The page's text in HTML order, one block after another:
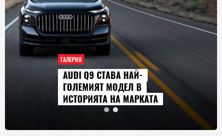
ГАЛЕРИЯ
AUDI Q9 СТАВА НАЙ-
ГОЛЕМИЯТ МОДЕЛ В
ИСТОРИЯТА НА МАРКАТА